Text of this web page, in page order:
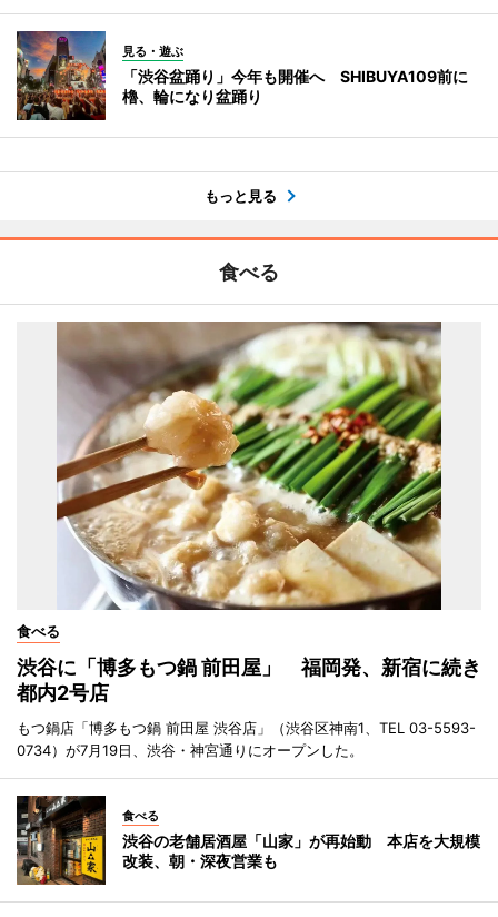
見る・遊ぶ
「渋谷盆踊り」今年も開催へ SHIBUYA109前に
櫓、輪になり盆踊り
もっと見る
食べる
食べる
渋谷に「博多もつ鍋 前田屋」 福岡発、新宿に続き
都内2号店
もつ鍋店「博多もつ鍋 前田屋 渋谷店」（渋谷区神南1、TEL 03-5593-
0734）が7月19日、渋谷・神宮通りにオープンした。
食べる
渋谷の老舗居酒屋「山家」が再始動 本店を大規模
改装、朝・深夜営業も